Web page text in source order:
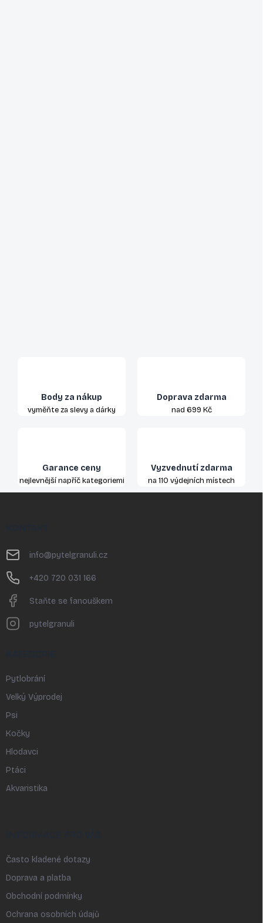
Body za nákup
vyměňte za slevy a dárky
Doprava zdarma
nad 699 Kč
Garance ceny
nejlevnější napříč kategoriemi
Vyzvednutí zdarma
na 110 výdejních místech
info@pytelgranuli.cz
+420 720 031 166
Staňte se fanouškem
pytelgranuli
Pytlobrání
Velký Výprodej
Psi
Kočky
Hlodavci
Ptáci
Akvaristika
Často kladené dotazy
Doprava a platba
Obchodní podmínky
Ochrana osobních údajů